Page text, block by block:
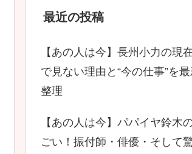
最近の投稿
【あの人は今】長州小力の現
で見ない理由と“今の仕事”を
整理
【あの人は今】パパイヤ鈴木
ごい！振付師・俳優・そして